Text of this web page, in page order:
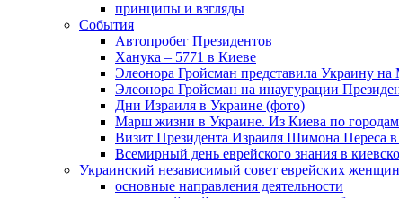
принципы и взгляды
События
Автопробег Президентов
Ханука – 5771 в Киеве
Элеонора Гройсман представила Украину
Элеонора Гройсман на инаугурации
Дни Израиля в Украине (фото)
Марш жизни в Украине. Из Киева по
Визит Президента Израиля Шимона Переса
Всемирный день еврейского знания в
Украинский независимый совет еврейских женщин
основные направления деятельности